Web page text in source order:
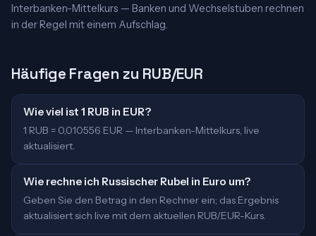
Interbanken-Mittelkurs — Banken und Wechselstuben rechnen
in der Regel mit einem Aufschlag.
Häufige Fragen zu RUB/EUR
Wie viel ist 1 RUB in EUR?
1 RUB = 0,010556 EUR — Interbanken-Mittelkurs, live
aktualisiert.
Wie rechne ich Russischer Rubel in Euro um?
Geben Sie den Betrag in den Rechner ein; das Ergebnis
aktualisiert sich live mit dem aktuellen RUB/EUR-Kurs.